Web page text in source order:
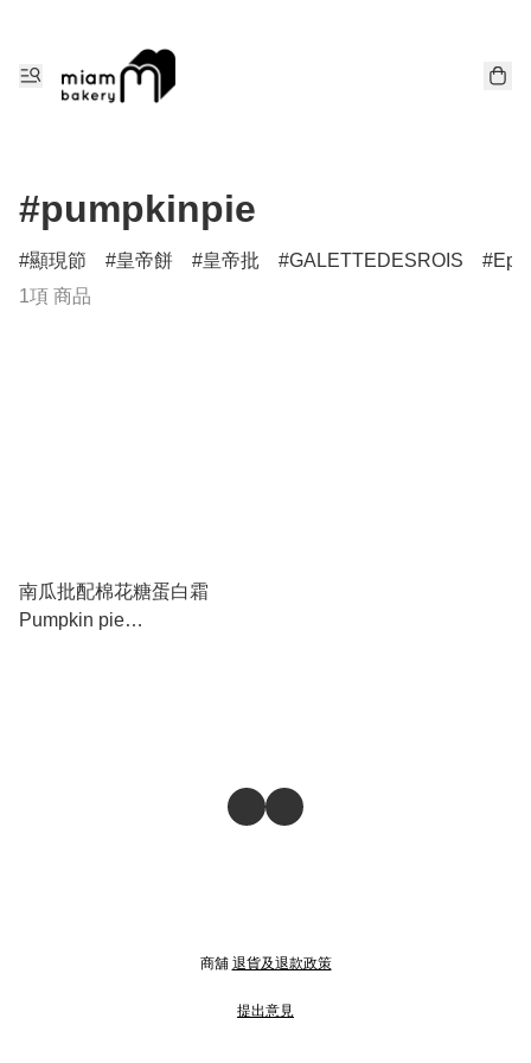
#pumpkinpie
顯現節 皇帝餅 皇帝批 GALETTEDESROIS
1項 商品
南瓜批配棉花糖蛋白霜
Pumpkin pie
商舖 退貨及退款政策
提出意見